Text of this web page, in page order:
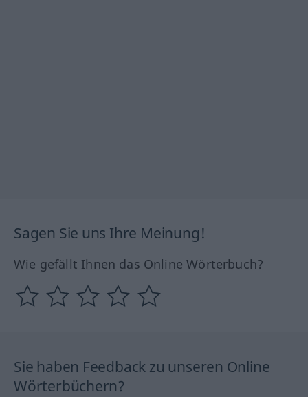
Sagen Sie uns Ihre Meinung!
Wie gefällt Ihnen das Online Wörterbuch?
Sie haben Feedback zu unseren Online
Wörterbüchern?